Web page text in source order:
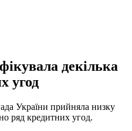
декілька
угод
України прийняла низку
ряд кредитних угод.